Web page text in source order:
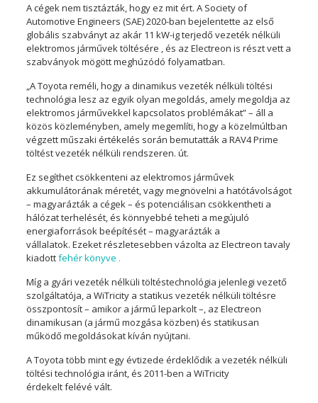
A cégek nem tisztázták, hogy ez mit ért. A Society of
Automotive Engineers (SAE) 2020-ban bejelentette az első
globális szabványt az akár 11 kW-ig terjedő vezeték nélküli
elektromos járművek töltésére , és az Electreon is részt vett a
szabványok mögött meghúzódó folyamatban.
„A Toyota reméli, hogy a dinamikus vezeték nélküli töltési
technológia lesz az egyik olyan megoldás, amely megoldja az
elektromos járművekkel kapcsolatos problémákat” – áll a
közös közleményben, amely megemlíti, hogy a közelmúltban
végzett műszaki értékelés során bemutatták a RAV4 Prime
töltést vezeték nélküli rendszeren. út.
Ez segíthet csökkenteni az elektromos járművek
akkumulátorának méretét, vagy megnövelni a hatótávolságot
– magyarázták a cégek – és potenciálisan csökkentheti a
hálózat terhelését, és könnyebbé teheti a megújuló
energiaforrások beépítését – magyarázták a
vállalatok. Ezeket részletesebben vázolta az Electreon tavaly
kiadottfehér könyve .
Míg a gyári vezeték nélküli töltéstechnológia jelenlegi vezető
szolgáltatója, a WiTricity a statikus vezeték nélküli töltésre
összpontosít – amikor a jármű leparkolt –, az Electreon
dinamikusan (a jármű mozgása közben) és statikusan
működő megoldásokat kíván nyújtani.
A Toyota több mint egy évtizede érdeklődik a vezeték nélküli
töltési technológia iránt, és 2011-ben a WiTricity
érdekelt felévé vált.